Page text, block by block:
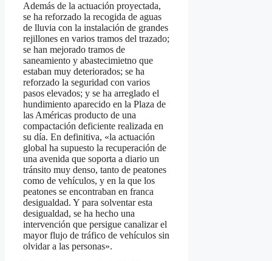
Además de la actuación proyectada,
se ha reforzado la recogida de aguas
de lluvia con la instalación de grandes
rejillones en varios tramos del trazado;
se han mejorado tramos de
saneamiento y abastecimietno que
estaban muy deteriorados; se ha
reforzado la seguridad con varios
pasos elevados; y se ha arreglado el
hundimiento aparecido en la Plaza de
las Américas producto de una
compactación deficiente realizada en
su día. En definitiva, «la actuación
global ha supuesto la recuperación de
una avenida que soporta a diario un
tránsito muy denso, tanto de peatones
como de vehículos, y en la que los
peatones se encontraban en franca
desigualdad. Y para solventar esta
desigualdad, se ha hecho una
intervención que persigue canalizar el
mayor flujo de tráfico de vehículos sin
olvidar a las personas».